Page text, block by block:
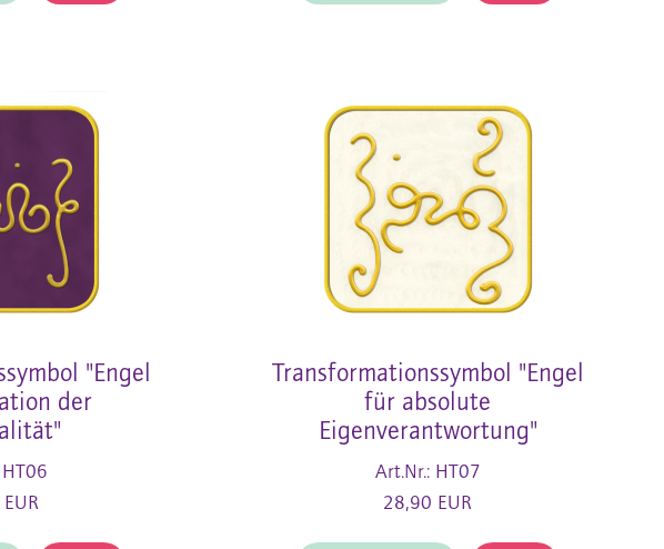
"Engel
der
Transformationssymbol "Engel
für absolute
Eigenverantwortung"
Art.Nr.: HT07
28,90 EUR